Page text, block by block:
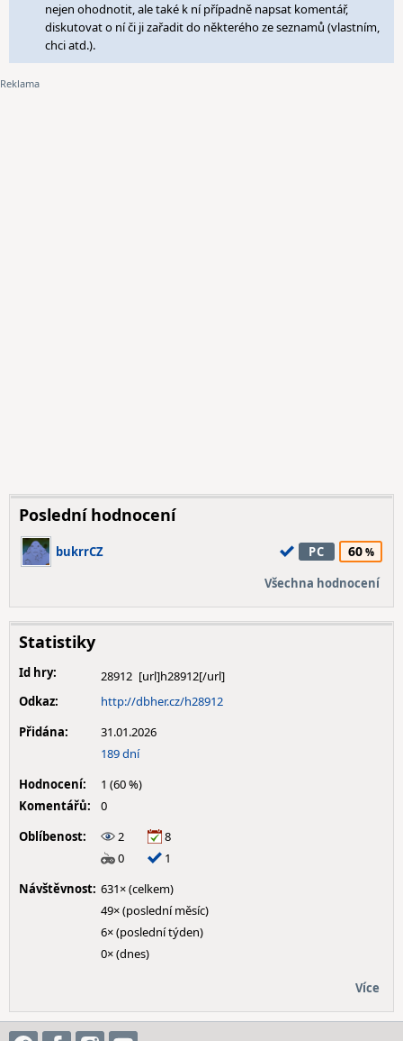
nejen ohodnotit, ale také k ní případně napsat komentář,
diskutovat o ní či ji zařadit do některého ze seznamů (vlastním,
chci atd.).
Poslední hodnocení
bukrrCZ PC 60
Všechna hodnocení
Statistiky
Id hry:
28912
Odkaz:
http://dbher.cz/h28912
Přidána:
31.01.2026
189 dní
Hodnocení:
1 (60 %)
Komentářů:
0
Oblíbenost:
2
8
0
1
Návštěvnost: 631× (celkem)
49× (poslední měsíc)
6× (poslední týden)
0× (dnes)
Více